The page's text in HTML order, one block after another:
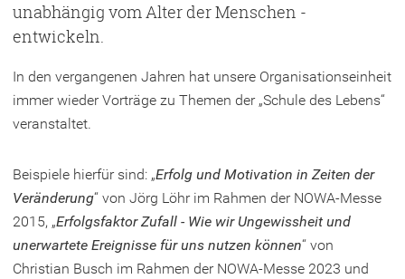
unabhängig vom Alter der Menschen -
entwickeln.
In den vergangenen Jahren hat unsere Organisationseinheit
immer wieder Vorträge zu Themen der „Schule des Lebens“
veranstaltet.
Beispiele hierfür sind: „Erfolg und Motivation in Zeiten der
Veränderung“ von Jörg Löhr im Rahmen der NOWA-Messe
2015, „Erfolgsfaktor Zufall - Wie wir Ungewissheit und
unerwartete Ereignisse für uns nutzen können“ von
Christian Busch im Rahmen der NOWA-Messe 2023 und